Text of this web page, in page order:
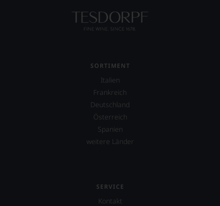
SORTIMENT
Italien
Frankreich
Deutschland
Österreich
Spanien
weitere Länder
SERVICE
Kontakt